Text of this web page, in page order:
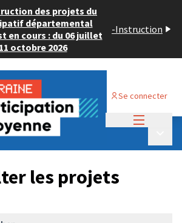
des projets du
départemental
en cours : du 06 juillet
octobre 2026
-Instruction
Se connecter
2024
déposés
les projets